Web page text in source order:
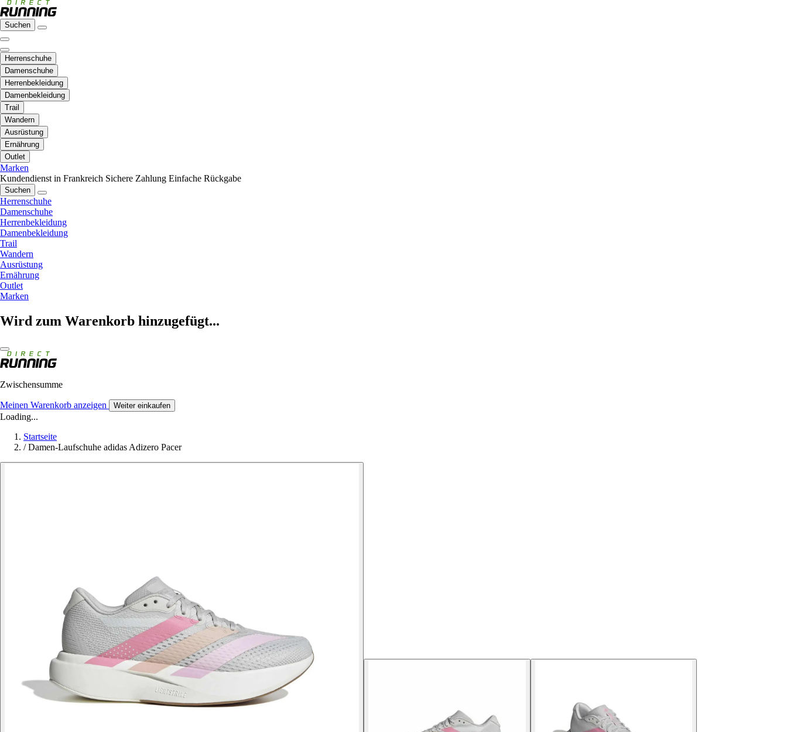
Suchen
Herrenschuhe
Damenschuhe
Herrenbekleidung
Damenbekleidung
Trail
Wandern
Ausrüstung
Ernährung
Outlet
Marken
Kundendienst in Frankreich Sichere Zahlung Einfache Rückgabe
Suchen
Herrenschuhe
Damenschuhe
Herrenbekleidung
Damenbekleidung
Trail
Wandern
Ausrüstung
Ernährung
Outlet
Marken
Wird zum Warenkorb hinzugefügt...
Zwischensumme
Meinen Warenkorb anzeigen Weiter einkaufen
Loading...
Startseite
/ Damen-Laufschuhe adidas Adizero Pacer